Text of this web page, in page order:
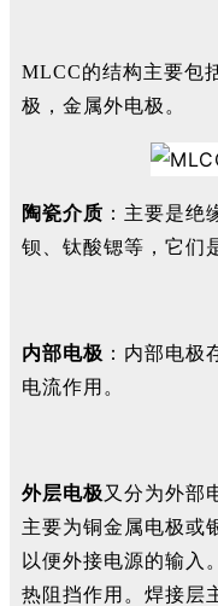
MLCC的结构主要包
极，金属外电极。
陶瓷介质 ：主要是绝
钡、钛酸锶等，它们
内部电极 ：内部电极
电流作用。
外层电极又分为外部
主要为铜金属电极或
以便外接电源的输入
热阻挡作用。焊接层